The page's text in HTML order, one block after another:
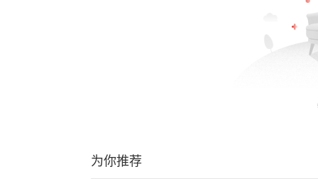
为你推荐